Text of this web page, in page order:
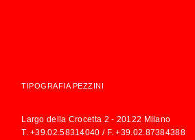
TIPOGRAFIA PEZZINI
Largo della Crocetta 2 - 20122 Milano
T.+39.02.58314040 / F. +39.02.87384388